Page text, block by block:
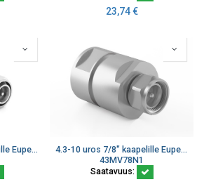
23,74€
4.3-10 uros 1/2" kaapelille Eupen EC4 kasattava
4.3-10 uros 7/8" kaapelille Eupen EC5 kasattava
43MV78N1
Saatavuus: